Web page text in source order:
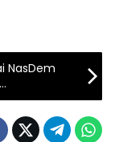
NasDem